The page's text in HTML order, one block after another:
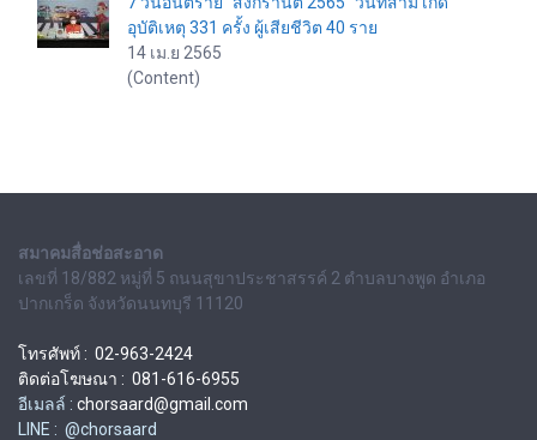
อุบัติเหตุ 331 ครั้ง ผู้เสียชีวิต 40 ราย
14 เม.ย 2565
(Content)
สมาคมสื่อช่อสะอาด
เลขที่ 18/882 หมู่ที่ 5 ถนนสุขาประชาสรรค์ 2 ตำบลบางพูด อำเภอ
ปากเกร็ด จังหวัดนนทบุรี 11120
โทรศัพท์ : 02-963-2424
ติดต่อโฆษณา : 081-616-6955
อีเมลล์ : chorsaard@gmail.com
LINE : @chorsaard